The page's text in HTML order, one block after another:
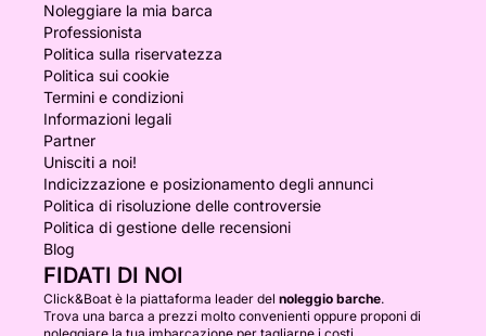
Noleggiare la mia barca
Professionista
Politica sulla riservatezza
Politica sui cookie
Termini e condizioni
Informazioni legali
Partner
Unisciti a noi!
Indicizzazione e posizionamento degli annunci
Politica di risoluzione delle controversie
Politica di gestione delle recensioni
Blog
FIDATI DI NOI
Click&Boat è la piattaforma leader del noleggio barche.
Trova una barca a prezzi molto convenienti oppure proponi di